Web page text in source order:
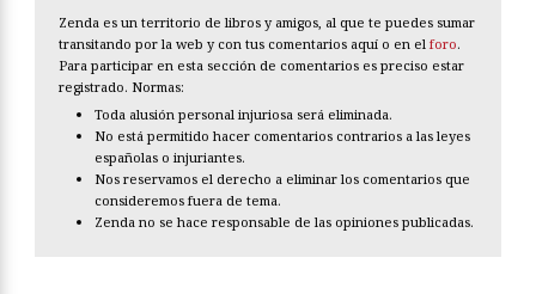
Zenda es un territorio de libros y amigos, al que te puedes sumar
transitando por la web y con tus comentarios aquí o en el foro.
Para participar en esta sección de comentarios es preciso estar
registrado. Normas:
Toda alusión personal injuriosa será eliminada.
No está permitido hacer comentarios contrarios a las leyes
españolas o injuriantes.
Nos reservamos el derecho a eliminar los comentarios que
consideremos fuera de tema.
Zenda no se hace responsable de las opiniones publicadas.